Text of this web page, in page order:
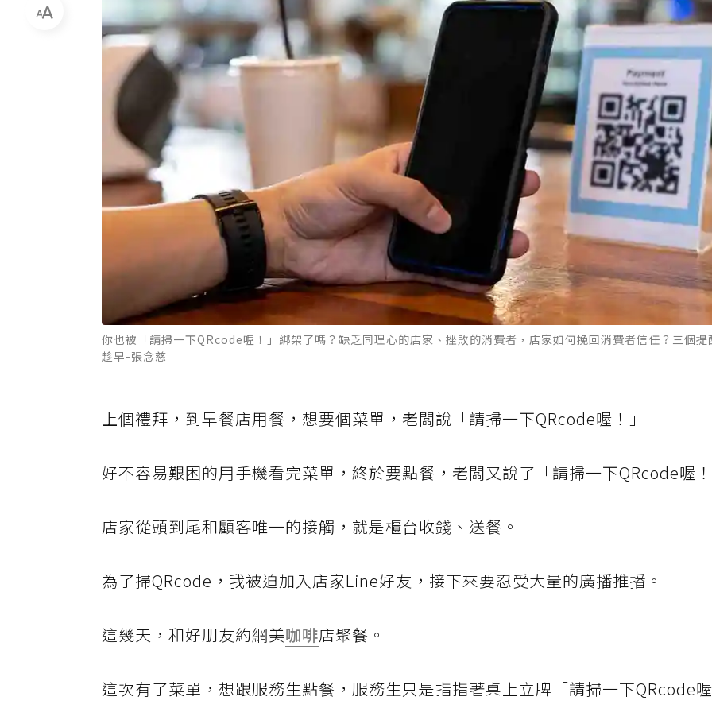
你也被「請掃一下QRcode喔！」綁架了嗎？缺乏同理心的店家、挫敗的消費者，店家如何挽回消費者信任？三個提
趁早-張念慈
上個禮拜，到早餐店用餐，想要個菜單，老闆說「請掃一下QRcode喔！」
好不容易艱困的用手機看完菜單，終於要點餐，老闆又說了「請掃一下QRcode喔！
店家從頭到尾和顧客唯一的接觸，就是櫃台收錢、送餐。
為了掃QRcode，我被迫加入店家Line好友，接下來要忍受大量的廣播推播。
這幾天，和好朋友約網美咖啡店聚餐。
這次有了菜單，想跟服務生點餐，服務生只是指指著桌上立牌「請掃一下QRcode喔